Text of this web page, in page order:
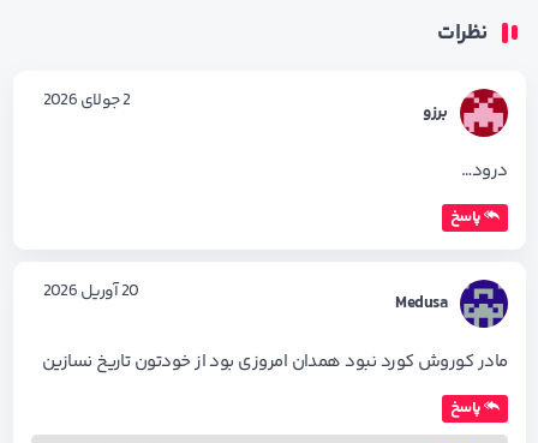
نظرات
برزو 2 جولای 2026
درود…
پاسخ
Medusa 20 آوریل 2026
مادر کوروش کورد نبود همدان امروزی بود از خودتون تاریخ نسازین
پاسخ